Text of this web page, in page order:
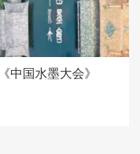
《中国水墨大会》